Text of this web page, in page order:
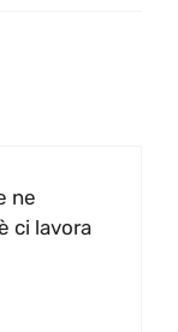
ne
ci lavora